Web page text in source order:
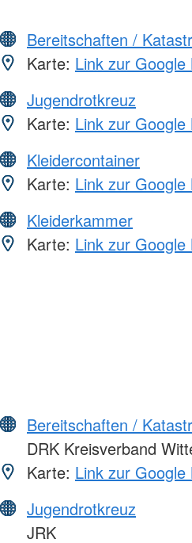
Bereitschaften /
Karte: Link zur
Jugendrotkreuz
Karte: Link zur
Kleidercontainer
Karte: Link zur
Kleiderkammer
Karte: Link zur
Bereitschaften /
DRK Kreisverband
Karte: Link zur
Jugendrotkreuz
JRK